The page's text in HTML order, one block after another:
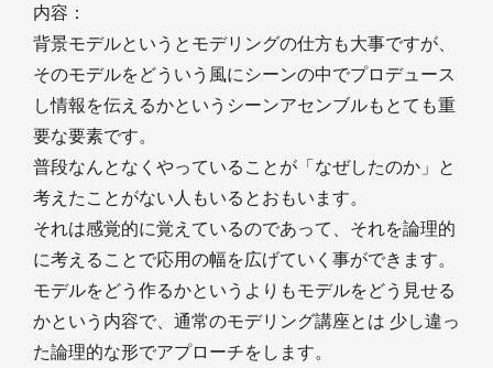
内容：
背景モデルというとモデリングの仕方も大事ですが、
そのモデルをどういう風にシーンの中でプロデュース
し情報を伝えるかというシーンアセンブルもとても重
要な要素です。
普段なんとなくやっていることが「なぜしたのか」と
考えたことがない人もいるとおもいます。
それは感覚的に覚えているのであって、それを論理的
に考えることで応用の幅を広げていく事ができます。
モデルをどう作るかというよりもモデルをどう見せる
かという内容で、通常のモデリング講座とは 少し違っ
た論理的な形でアプローチをします。